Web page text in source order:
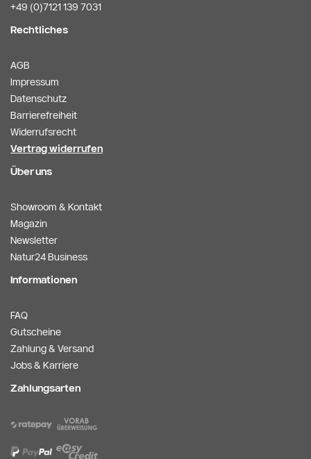
+49 (0)7121 139 7031
Rechtliches
AGB
Impressum
Datenschutz
Barrierefreiheit
Widerrufsrecht
Vertrag widerrufen
Über uns
Showroom & Kontakt
Magazin
Newsletter
Natur24 Business
Informationen
FAQ
Gutscheine
Zahlung & Versand
Jobs & Karriere
Zahlungsarten